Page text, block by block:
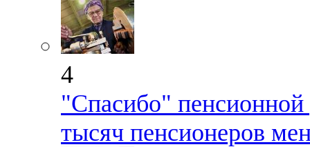
4
"Спасибо" пенсионной
тысяч пенсионеров